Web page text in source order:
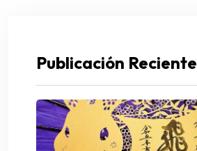
Publicación Reciente